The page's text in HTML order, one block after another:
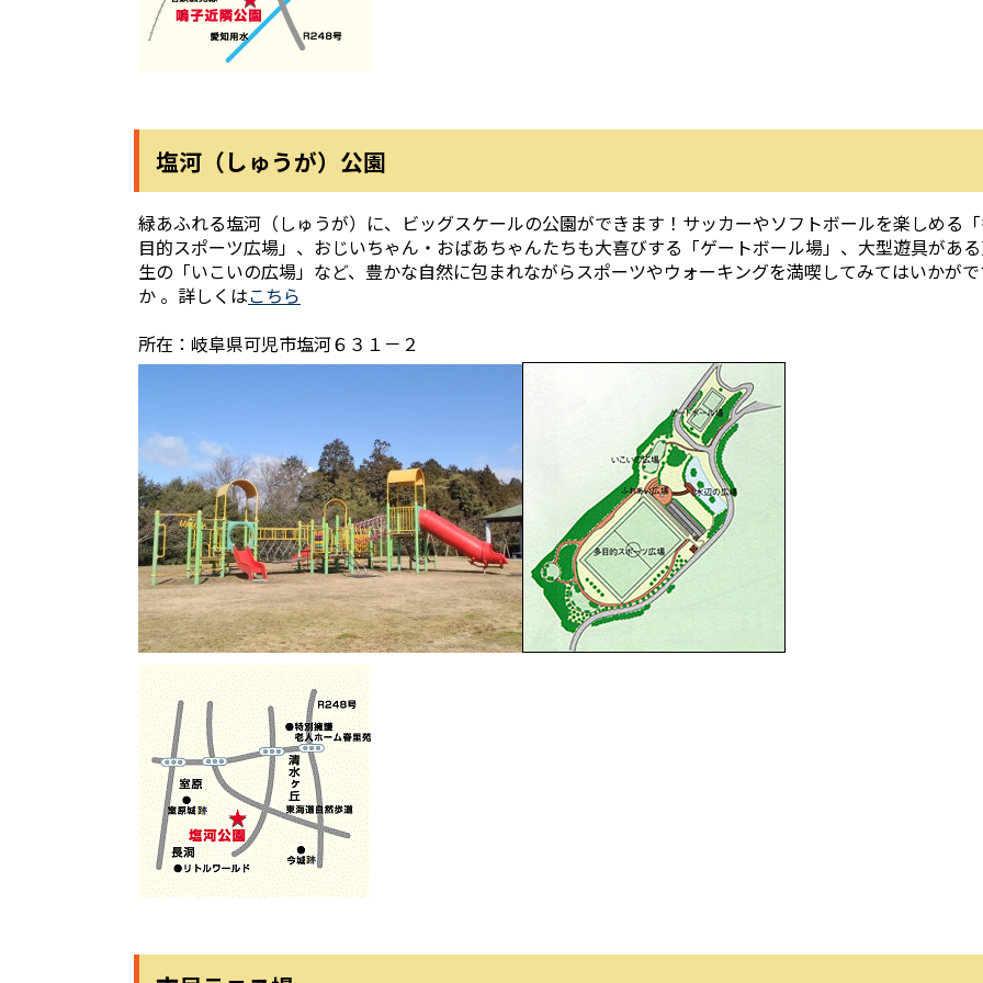
塩河（しゅうが）公園
緑あふれる塩河（しゅうが）に、ビッグスケールの公園ができます！サッカーやソフトボールを楽しめる
目的スポーツ広場」、おじいちゃん・おばあちゃんたちも大喜びする「ゲートボール場」、大型遊具があ
生の「いこいの広場」など、豊かな自然に包まれながらスポーツやウォーキングを満喫してみてはいかが
か 。詳しくはこちら
所在：岐阜県可児市塩河６３１－２